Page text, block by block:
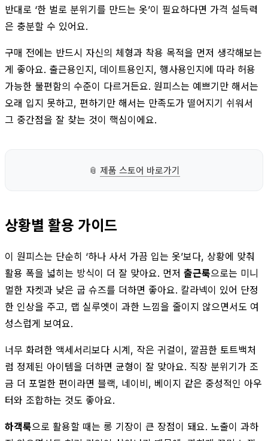
반대로 ‘한 벌로 분위기를 만드는 옷’이 필요하다면 가격 설득력
은 충분할 수 있어요.
구매 전에는 반드시 자신의 체형과 착용 목적을 먼저 생각해보는
게 좋아요. 출근용인지, 데이트용인지, 행사용인지에 따라 허용
가능한 불편함의 수준이 다르거든요. 원피스는 예쁘기만 해서는
오래 입지 못하고, 편하기만 해서는 만족도가 떨어지기 쉬워서
그 중간점을 잘 찾는 것이 핵심이에요.
📎 제품 스토어 바로가기
상황별 활용 가이드
이 원피스는 단순히 ‘하나 사서 가끔 입는 옷’보다, 상황에 맞춰
활용 폭을 넓히는 방식이 더 잘 맞아요. 먼저 출근룩으로는 미니
멀한 자켓과 낮은 굽 슈즈를 더하면 좋아요. 칼라넥이 있어 단정
한 인상을 주고, 랩 실루엣이 과한 느낌을 줄이지 않으면서도 여
성스럽게 보여요.
너무 화려한 액세서리보다 시계, 작은 귀걸이, 깔끔한 토트백처
럼 정제된 아이템을 더하면 균형이 잘 맞아요. 직장 분위기가 조
금 더 포멀한 편이라면 블랙, 네이비, 베이지 같은 중성적인 아우
터와 조합하는 것도 좋아요.
하객룩으로 활용할 때는 롱 기장이 큰 장점이 돼요. 노출이 과하